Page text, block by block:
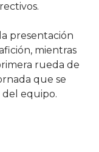
presentación
mientras
rueda de
que se
del equipo.